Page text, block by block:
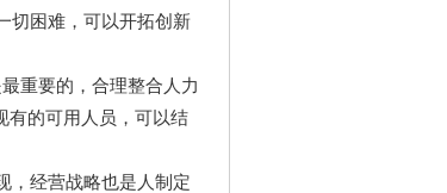
切困难，可以开拓创新
重要的，合理整合人力
有的可用人员，可以结
经营战略也是人制定